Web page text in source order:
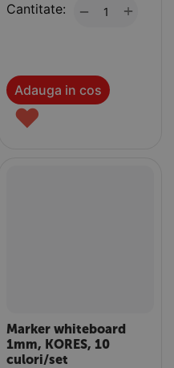
Cantitate:
+
−
Adauga in cos
♥
Marker whiteboard
1mm, KORES, 10
culori/set